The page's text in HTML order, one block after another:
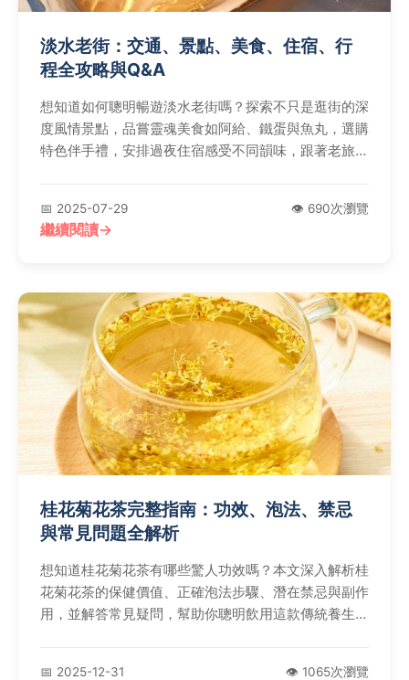
淡水老街：交通、景點、美食、住宿、行
程全攻略與Q&A
想知道如何聰明暢遊淡水老街嗎？探索不只是逛街的深
度風情景點，品嘗靈魂美食如阿給、鐵蛋與魚丸，選購
特色伴手禮，安排過夜住宿感受不同韻味，跟著老旅人
📅 2025-07-29 👁️ 690次瀏覽
繼續閱讀
桂花菊花茶完整指南：功效、泡法、禁忌
與常見問題全解析
想知道桂花菊花茶有哪些驚人功效嗎？本文深入解析桂
花菊花茶的保健價值、正確泡法步驟、潛在禁忌與副作
用，並解答常見疑問，幫助你聰明飲用這款傳統養生茶
📅 2025-12-31 👁️ 1065次瀏覽